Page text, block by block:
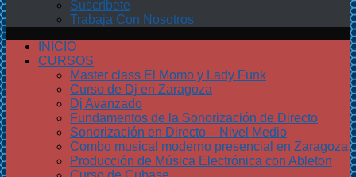
Suscríbete
Trabaja Con Nosotros
INICIO
CURSOS
Master class El Momo y Lady Funk
Curso de Dj en Zaragoza
Dj Avanzado
Fundamentos de la Sonorización de Directo
Sonorización en Directo – Nivel Medio
Combo musical moderno presencial en Zaragoza
Producción de Música Electrónica con Ableton